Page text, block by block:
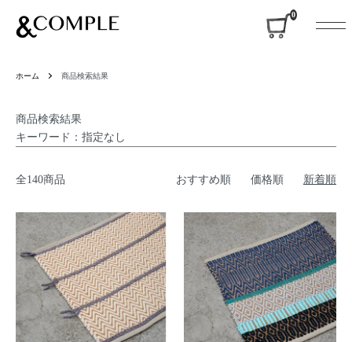
0
ホーム 商品検索結果
商品検索結果
キーワード：指定なし
全140商品 おすすめ順 価格順 新着順